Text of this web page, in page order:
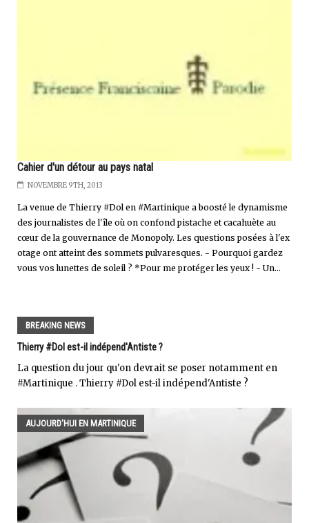
Cahier d'un détour au pays natal
NOVEMBRE 9TH, 2013
La venue de Thierry #Dol en #Martinique a boosté le dynamisme
des journalistes de l'île où on confond pistache et cacahuète au
cœur de la gouvernance de Monopoly. Les questions posées à l'ex
otage ont atteint des sommets pulvaresques. - Pourquoi gardez
vous vos lunettes de soleil ? *Pour me protéger les yeux ! - Un...
BREAKING NEWS
Thierry #Dol est-il indépend'Antiste ?
La question du jour qu'on devrait se poser notamment en
#Martinique . Thierry #Dol est-il indépend'Antiste ?
AUJOURD'HUI EN MARTINIQUE